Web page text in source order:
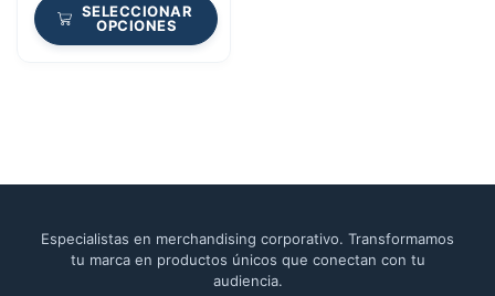
SELECCIONAR
OPCIONES
Especialistas en merchandising corporativo. Transformamos
tu marca en productos únicos que conectan con tu
audiencia.